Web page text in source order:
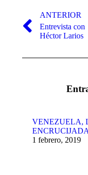
entre
publicaciones
ANTERIOR
Publicación
anterior:
Entrevista con
Héctor Larios
VENEZUELA,
ENCRUCIJADA
1 febrero, 2019